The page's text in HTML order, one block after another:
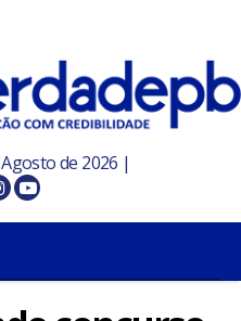
de 2026 |